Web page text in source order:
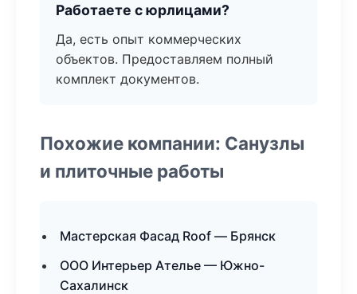
Работаете с юрлицами?
Да, есть опыт коммерческих
объектов. Предоставляем полный
комплект документов.
Похожие компании: Санузлы
и плиточные работы
Мастерская Фасад Roof — Брянск
ООО Интерьер Ателье — Южно-
Сахалинск